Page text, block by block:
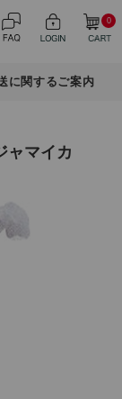
0
に関するご案内
ャマイカ